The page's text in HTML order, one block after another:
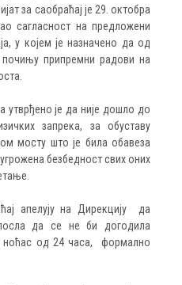
за саобраћај је 29. октобра
сагласност на предложени
у којем је назначено да од
припремни радови на
утврђено је да није дошло до
запрека, за обуставу
мосту што је била обавеза
безбедност свих оних
апелују на Дирекцију да
да се не би догодила
ноћас од 24 часа, формално